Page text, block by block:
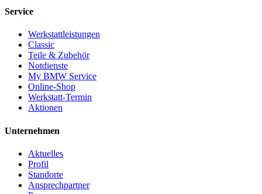
Service
Werkstattleistungen
Classic
Teile & Zubehör
Notdienste
My BMW Service
Online-Shop
Werkstatt-Termin
Aktionen
Unternehmen
Aktuelles
Profil
Standorte
Ansprechpartner